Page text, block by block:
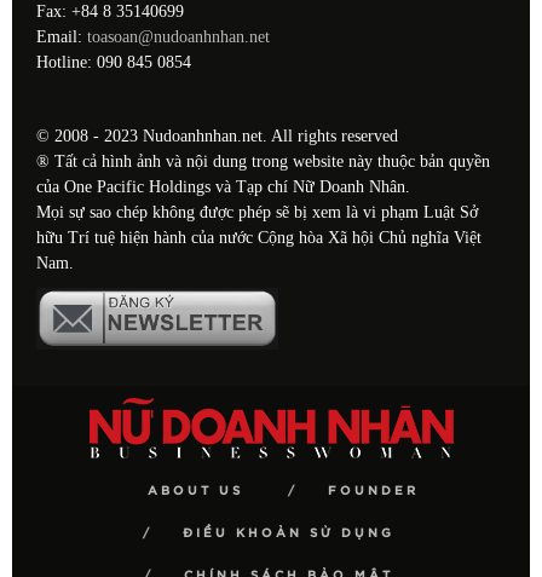
Fax: +84 8 35140699
Email: toasoan@nudoanhnhan.net
Hotline: 090 845 0854
© 2008 - 2023 Nudoanhnhan.net. All rights reserved
® Tất cả hình ảnh và nội dung trong website này thuộc bản quyền
của One Pacific Holdings và Tạp chí Nữ Doanh Nhân.
Mọi sự sao chép không được phép sẽ bị xem là vi phạm Luật Sở
hữu Trí tuệ hiện hành của nước Cộng hòa Xã hội Chủ nghĩa Việt
Nam.
ABOUT US FOUNDER
ĐIỀU KHOẢN SỬ DỤNG